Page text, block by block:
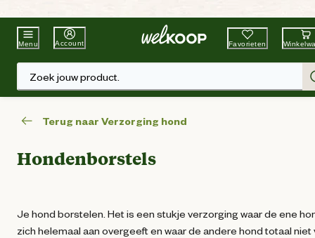
Beste WinkelketenTuin & Dier
Menu Account Favorieten
Zoek jouw product.
Terug naar Verzorging hond
Hondenborstels
Je hond borstelen. Het is een stukje verzorging waar de ene
zich helemaal aan overgeeft en waar de andere hond totaal niet